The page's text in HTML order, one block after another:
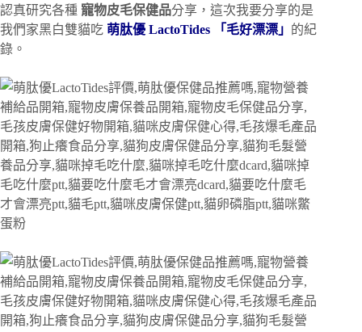
認真研究各種 寵物皮毛保健品分享，這次我要分享的是
我們家黑白雙貓吃 萌肽優 LactoTides 「毛好漂漂」 的紀
錄。